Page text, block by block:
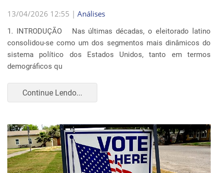
13/04/2026 12:55 | Análises
1. INTRODUÇÃO Nas últimas décadas, o eleitorado latino
consolidou-se como um dos segmentos mais dinâmicos do
sistema político dos Estados Unidos, tanto em termos
demográficos qu
Continue Lendo...